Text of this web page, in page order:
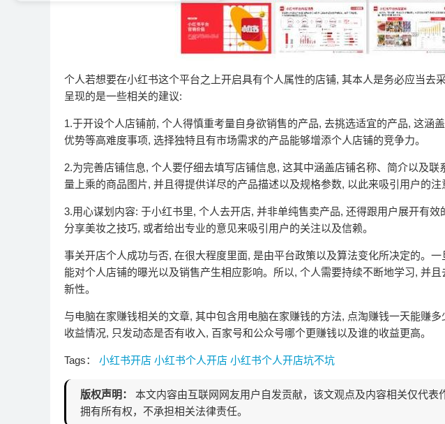
个人若想要在小红书这个平台之上开启具有个人属性的店铺, 其本人是务必应当去
呈现的是一些相关的建议:
1.于开设个人店铺前, 个人得慎重考量自身欲销售的产品, 去挑选适宜的产品, 这涵
优势等高难度事项, 选择独特且有市场需求的产品能够增添个人店铺的竞争力。
2.为完善店铺信息, 个人要仔细去填写店铺信息, 这其中涵盖店铺名称、简介以及
量上乘的商品图片, 并且得提供详尽的产品描述以及规格参数, 以此来吸引用户的注
3.用心谋划内容: 于小红书里, 个人去开店, 并非单纯售卖产品, 还得跟用户展开有
分享美妆之技巧, 或者给出专业的意见来吸引用户的关注以及信赖。
事关开店个人成功与否, 在很大程度里面, 是由平台政策以及算法变化所决定的。
能对个人店铺的曝光以及销售产生相应影响。所以, 个人需要持续不断地学习, 并
新性。
与电脑在家赚钱相关的文章, 其中包含用电脑在家赚钱的方法, 点淘赚钱一天能赚
收益情况, 只发动态是否有收入, 百家号和公众号哪个更赚钱以及谁的收益更高。
Tags： 小红书开店 小红书个人开店 小红书个人开店坑不坑
版权声明：
本文内容由互联网网友用户自发贡献，该文观点及内容相关仅代
拥有所有权，不承担相关法律责任。